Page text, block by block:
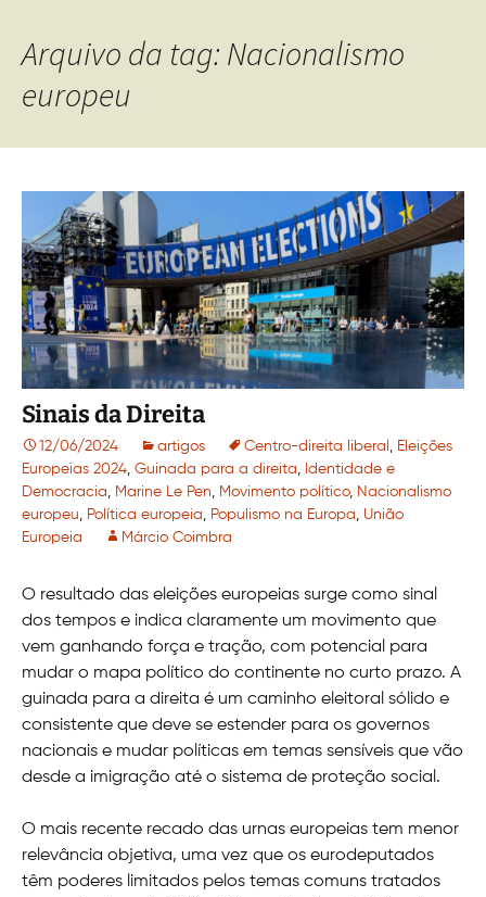
Arquivo da tag: Nacionalismo
europeu
Sinais da Direita
12/06/2024 artigos Centro-direita liberal , Eleições
Europeias 2024, Guinada para a direita, Identidade e
Democracia, Marine Le Pen, Movimento político, Nacionalismo
europeu, Política europeia, Populismo na Europa, União
Europeia
Márcio Coimbra
O resultado das eleições europeias surge como sinal
dos tempos e indica claramente um movimento que
vem ganhando força e tração, com potencial para
mudar o mapa político do continente no curto prazo. A
guinada para a direita é um caminho eleitoral sólido e
consistente que deve se estender para os governos
nacionais e mudar políticas em temas sensíveis que vão
desde a imigração até o sistema de proteção social.
O mais recente recado das urnas europeias tem menor
relevância objetiva, uma vez que os eurodeputados
têm poderes limitados pelos temas comuns tratados